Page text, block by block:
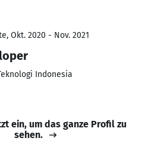
Okt. 2020 - Nov. 2021
Indonesia
ein, um das ganze Profil zu
sehen.